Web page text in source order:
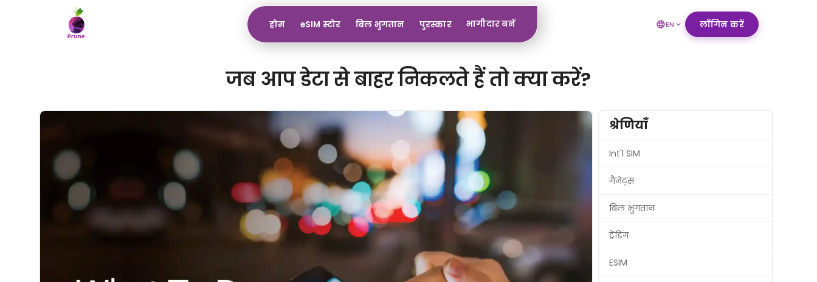
होम eSIM स्टोर बिल भुगतान पुरस्कार भागीदार बनें EN लॉगिन करें
जब आप डेटा से बाहर निकलते हैं तो क्या करें?
श्रेणियाँ
Int'l SIM
गैजेट्स
बिल भुगतान
ट्रेंडिंग
ESIM